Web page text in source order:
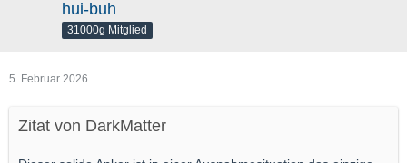
hui-buh
31000g Mitglied
5. Februar 2026
Zitat von DarkMatter